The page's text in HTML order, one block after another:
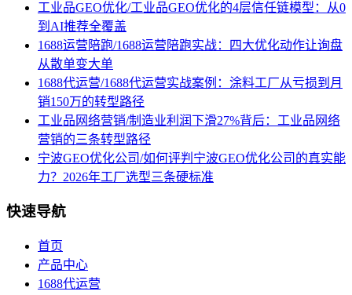
工业品GEO优化/工业品GEO优化的4层信任链模型：从0
到AI推荐全覆盖
1688运营陪跑/1688运营陪跑实战：四大优化动作让询盘
从散单变大单
1688代运营/1688代运营实战案例：涂料工厂从亏损到月
销150万的转型路径
工业品网络营销/制造业利润下滑27%背后：工业品网络
营销的三条转型路径
宁波GEO优化公司/如何评判宁波GEO优化公司的真实能
力？2026年工厂选型三条硬标准
快速导航
首页
产品中心
1688代运营